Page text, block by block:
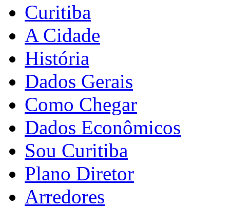
Curitiba
A Cidade
História
Dados Gerais
Como Chegar
Dados Econômicos
Sou Curitiba
Plano Diretor
Arredores